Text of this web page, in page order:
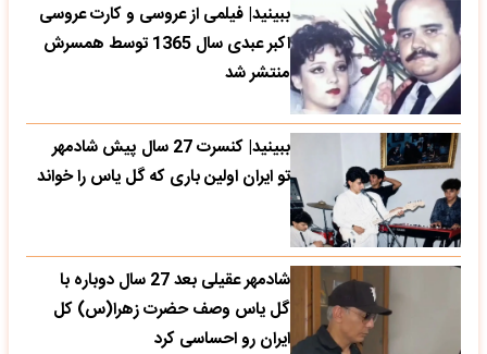
ببینید| فیلمی از عروسی و کارت عروسی
اکبر عبدی سال 1365 توسط همسرش
منتشر شد
ببینید| کنسرت 27 سال پیش شادمهر
تو ایران اولین باری که گل یاس را خواند
شادمهر عقیلی بعد 27 سال دوباره با
گل یاس وصف حضرت زهرا(س) کل
ایران رو احساسی کرد